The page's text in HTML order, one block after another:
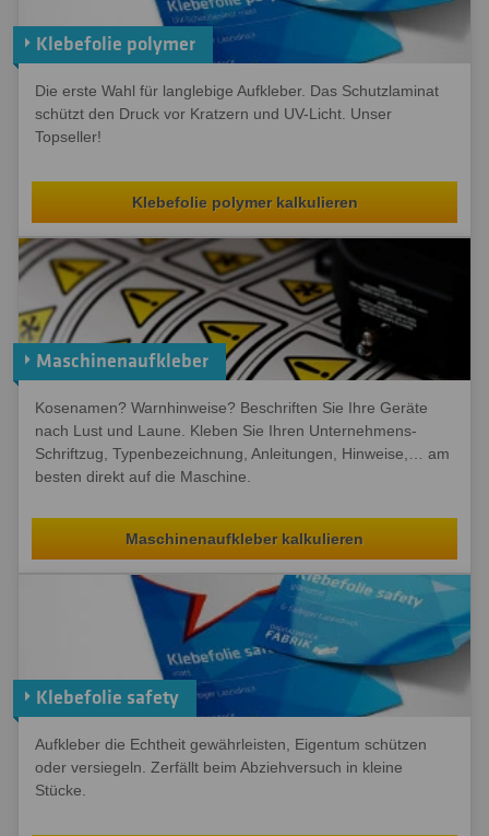
Klebefolie polymer
Die erste Wahl für langlebige Aufkleber. Das Schutzlaminat
schützt den Druck vor Kratzern und UV-Licht. Unser
Topseller!
Klebefolie polymer kalkulieren
Maschinenaufkleber
Kosenamen? Warnhinweise? Beschriften Sie Ihre Geräte
nach Lust und Laune. Kleben Sie Ihren Unternehmens-
Schriftzug, Typenbezeichnung, Anleitungen, Hinweise,… am
besten direkt auf die Maschine.
Maschinenaufkleber kalkulieren
Klebefolie safety
Aufkleber die Echtheit gewährleisten, Eigentum schützen
oder versiegeln. Zerfällt beim Abziehversuch in kleine
Stücke.